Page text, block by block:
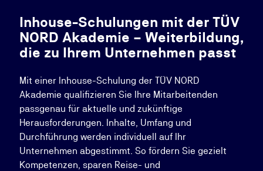
Inhouse-Schulungen mit der TÜV
NORD Akademie – Weiterbildung,
die zu Ihrem Unternehmen passt
Mit einer Inhouse-Schulung der TÜV NORD
Akademie qualifizieren Sie Ihre Mitarbeitenden
passgenau für aktuelle und zukünftige
Herausforderungen. Inhalte, Umfang und
Durchführung werden individuell auf Ihr
Unternehmen abgestimmt. So fördern Sie gezielt
Kompetenzen, sparen Reise- und